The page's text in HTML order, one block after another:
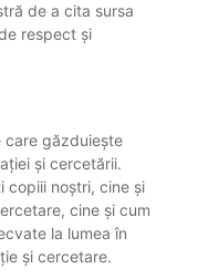
de a cita sursa
respect și
care găzduiește
și cercetării.
copiii noștri, cine și
cine și cum
la lumea în
și cercetare.